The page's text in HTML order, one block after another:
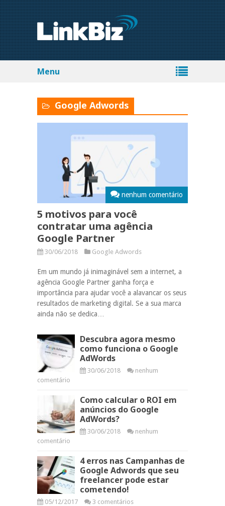
Menu
Google Adwords
nenhum comentário
5 motivos para você
contratar uma agência
Google Partner
30/06/2018 Google Adwords
Em um mundo já inimaginável sem a internet, a
agência Google Partner ganha força e
importância para ajudar você a alavancar os seus
resultados de marketing digital. Se a sua marca
ainda não se dedica…
Descubra agora mesmo
como funciona o Google
AdWords
30/06/2018
nenhum
comentário
Como calcular o ROI em
anúncios do Google
AdWords?
30/06/2018
nenhum
comentário
4 erros nas Campanhas de
Google Adwords que seu
freelancer pode estar
cometendo!
05/12/2017 3 comentários